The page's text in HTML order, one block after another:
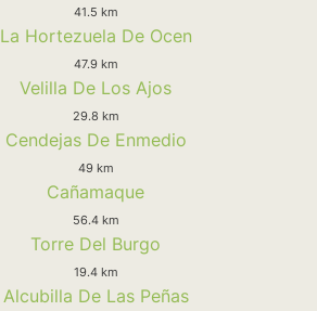
41.5 km
La Hortezuela De Ocen
47.9 km
Velilla De Los Ajos
29.8 km
Cendejas De Enmedio
49 km
Cañamaque
56.4 km
Torre Del Burgo
19.4 km
Alcubilla De Las Peñas